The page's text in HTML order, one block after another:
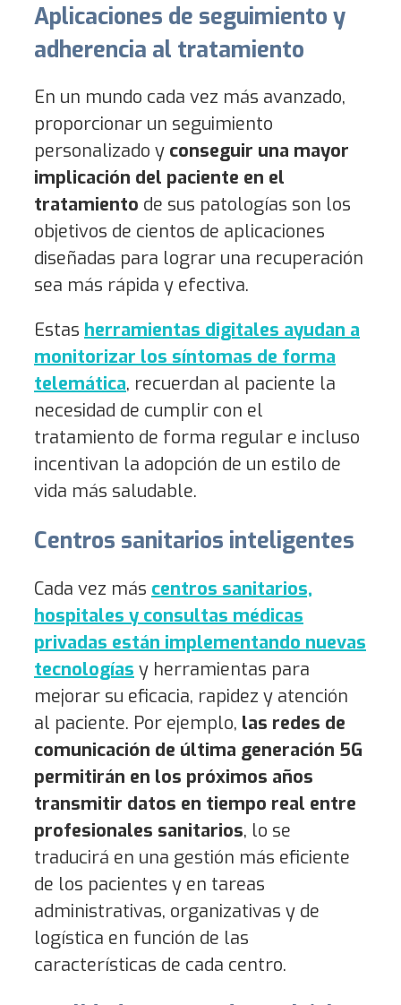
Aplicaciones de seguimiento y
adherencia al tratamiento
En un mundo cada vez más avanzado,
proporcionar un seguimiento
personalizado y conseguir una mayor
implicación del paciente en el
tratamiento de sus patologías son los
objetivos de cientos de aplicaciones
diseñadas para lograr una recuperación
sea más rápida y efectiva.
Estas herramientas digitales ayudan a
monitorizar los síntomas de forma
telemática, recuerdan al paciente la
necesidad de cumplir con el
tratamiento de forma regular e incluso
incentivan la adopción de un estilo de
vida más saludable.
Centros sanitarios inteligentes
Cada vez más centros sanitarios,
hospitales y consultas médicas
privadas están implementando nuevas
tecnologías y herramientas para
mejorar su eficacia, rapidez y atención
al paciente. Por ejemplo, las redes de
comunicación de última generación 5G
permitirán en los próximos años
transmitir datos en tiempo real entre
profesionales sanitarios, lo se
traducirá en una gestión más eficiente
de los pacientes y en tareas
administrativas, organizativas y de
logística en función de las
características de cada centro.